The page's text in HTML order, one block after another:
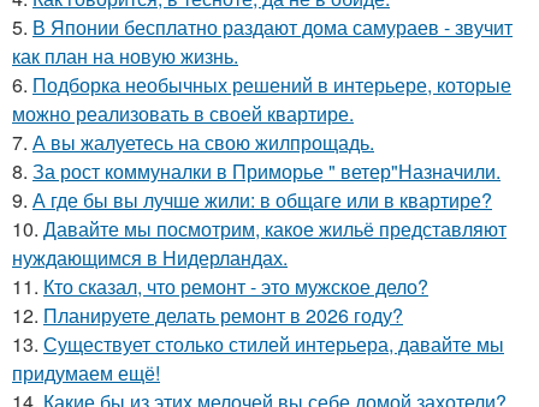
5. В Японии бесплатно раздают дома самураев - звучит
как план на новую жизнь.
6. Подборка необычных решений в интерьере, которые
можно реализовать в своей квартире.
7. А вы жалуетесь на свою жилпрощадь.
8. За рост коммуналки в Приморье " ветер"Назначили.
9. А где бы вы лучше жили: в общаге или в квартире?
10. Давайте мы посмотрим, какое жильё представляют
нуждающимся в Нидерландах.
11. Кто сказал, что ремонт - это мужское дело?
12. Планируете делать ремонт в 2026 году?
13. Существует столько стилей интерьера, давайте мы
придумаем ещё!